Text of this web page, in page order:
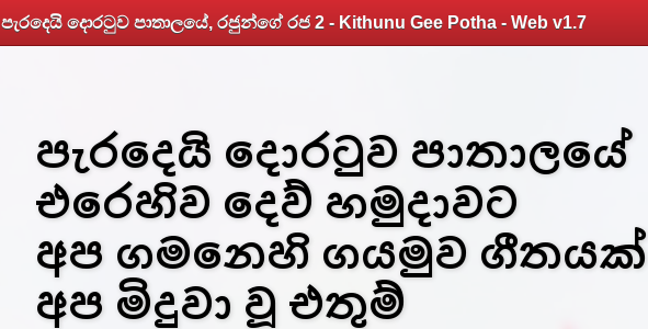
පැරදෙයි දොරටුව පාතාලයේ, රජුන්ගේ රජ 2 - Kithunu Gee Potha - Web v1.7
පැරදෙයි දොරටුව පාතාලයේ
එරෙහිව දෙව් හමුදාවට
අප ගමනෙහි ගයමුව ගීතයක්
අප මිදුවා වූ එතුම්